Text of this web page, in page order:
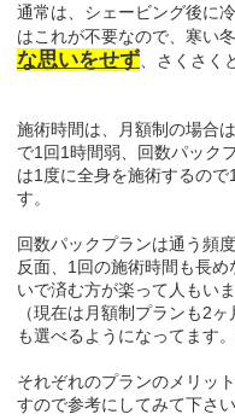
通常は、シェービング後に
はこれが不要なので、寒い
な思いをせず 、さくさ
施術時間は、月額制の場合
で1回1時間弱、回数パック
は1度に全身を施術するの
す。
回数パックプランは通う頻
反面、1回の施術時間も長
いで済む方が楽って人もいま
（現在は月額制プランも2
も選べるようになってます。
それぞれのプランのメリッ
すので参考にしてみて下さ